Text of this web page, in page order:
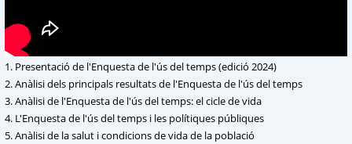
1. Presentació de l'Enquesta de l'ús del temps (edició 2024)
2. Anàlisi dels principals resultats de l'Enquesta de l'ús del temps
3. Anàlisi de l'Enquesta de l'ús del temps: el cicle de vida
4. L'Enquesta de l'ús del temps i les polítiques públiques
5. Anàlisi de la salut i condicions de vida de la població